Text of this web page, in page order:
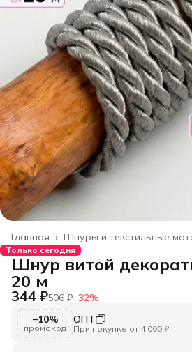
Шнуры и текстильные
Главная ›
Только сегодня
Шнур витой
20 м
344 ₽506 ₽−32%
−10%
промокод
ОПТ
При покупке от 4 000 ₽